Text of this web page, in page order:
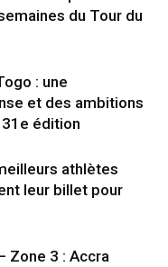
du Tour du
: une
et des ambitions
édition
athlètes
leur billet pour
Zone 3 : Accra